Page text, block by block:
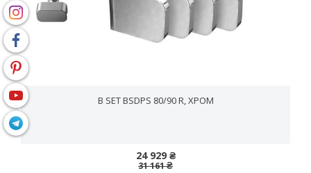
B SET BSDPS 80/90 R, ХРОМ
24 929 ₴
31 161 ₴